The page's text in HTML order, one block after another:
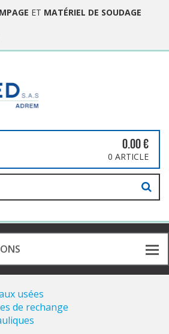
ET MATÉRIEL DE SOUDAGE
0.00€
0 ARTICLE
usées
de rechange